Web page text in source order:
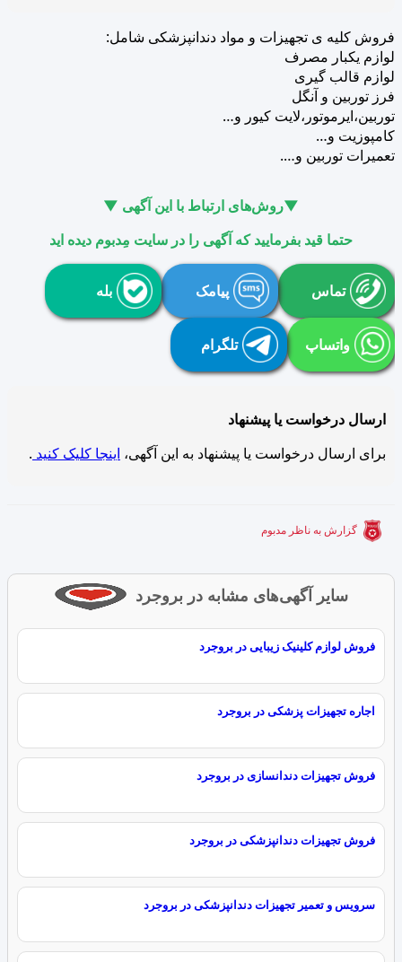
فروش کلیه ی تجهیزات و مواد دندانپزشکی شامل:
لوازم یکبار مصرف
لوازم قالب گیری
فرز توربین و آنگل
توربین،ایرموتور،لایت کیور و…
کامپوزیت و…
تعمیرات توربین و….
▼روش‌های ارتباط با این آگهی ▼
حتما قید بفرمایید که آگهی را در سایت مِدبوم دیده اید
تماس پیامک بله
واتساپ تلگرام
ارسال درخواست یا پیشنهاد
برای ارسال درخواست یا پیشنهاد به این آگهی، اینجا کلیک کنید .
گزارش به ناظر مدبوم
سایر آگهی‌های مشابه در بروجرد
فروش لوازم کلینیک زیبایی در بروجرد
اجاره تجهیزات پزشکی در بروجرد
فروش تجهیزات دندانسازی در بروجرد
فروش تجهیزات دندانپزشکی در بروجرد
سرویس و تعمیر تجهیزات دندانپزشکی در بروجرد